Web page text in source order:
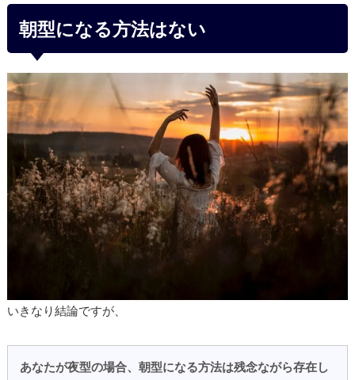
朝型になる方法はない
いきなり結論ですが、
あなたが夜型の場合、朝型になる方法は残念ながら存在し